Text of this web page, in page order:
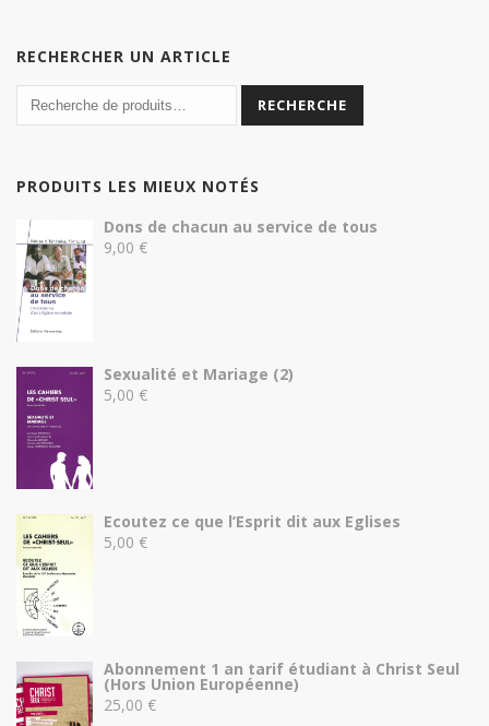
RECHERCHER UN ARTICLE
RECHERCHE
PRODUITS LES MIEUX NOTÉS
Dons de chacun au service de tous
9,00 €
Sexualité et Mariage (2)
5,00 €
Ecoutez ce que l’Esprit dit aux Eglises
5,00 €
Abonnement 1 an tarif étudiant à Christ Seul
(Hors Union Européenne)
25,00 €